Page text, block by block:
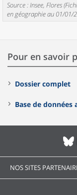
Source : Insee, Flores
en géographie au 01/01/
Pour en savoir
Dossier complet
Base de
NOS SITES